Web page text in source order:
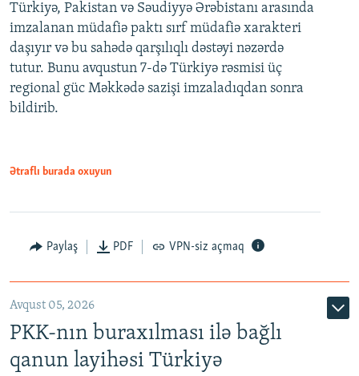
Türkiyə, Pakistan və Səudiyyə Ərəbistanı arasında
imzalanan müdafiə paktı sırf müdafiə xarakteri
daşıyır və bu sahədə qarşılıqlı dəstəyi nəzərdə
tutur. Bunu avqustun 7-də Türkiyə rəsmisi üç
regional güc Məkkədə sazişi imzaladıqdan sonra
bildirib.
Ətraflı burada oxuyun
Paylaş PDF VPN-siz açmaq
Avqust 05, 2026
PKK-nın buraxılması ilə bağlı
qanun layihəsi Türkiyə